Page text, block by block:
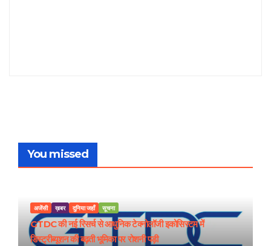
You missed
अजेंसी ख़बर दुनिया जहाँ सूचना
GTDC की नई रिसर्च से आधुनिक टेक्नोलॉजी इकोसिस्टम में
डिस्ट्रीब्यूशन की बढ़ती भूमिका पर रोशनी पड़ी